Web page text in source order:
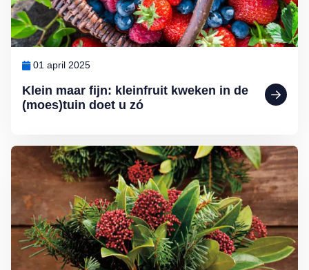
Klein maar fijn: kleinfruit kweken in de
(moes)tuin doet u zó
01 april 2025
Lees meer over Zelf kerststukjes maken doet u zó